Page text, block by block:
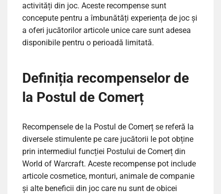
activități din joc. Aceste recompense sunt
concepute pentru a îmbunătăți experiența de joc și
a oferi jucătorilor articole unice care sunt adesea
disponibile pentru o perioadă limitată.
Definiția recompenselor de
la Postul de Comerț
Recompensele de la Postul de Comerț se referă la
diversele stimulente pe care jucătorii le pot obține
prin intermediul funcției Postului de Comerț din
World of Warcraft. Aceste recompense pot include
articole cosmetice, monturi, animale de companie
și alte beneficii din joc care nu sunt de obicei